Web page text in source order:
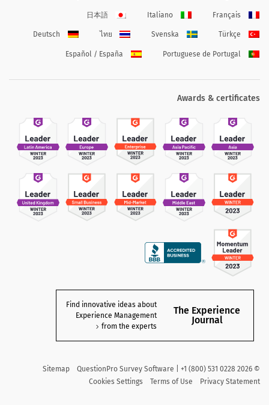
Français
Italiano
日本語
Türkçe
Svenska
ไทย
Deutsch
Portuguese de Portugal
Español / España
Awards & certificates
The Experience
Journal
Find innovative ideas about
Experience Management
from the experts
©
2026
Sitemap
Privacy Statement
Terms of Use
Cookies Settings